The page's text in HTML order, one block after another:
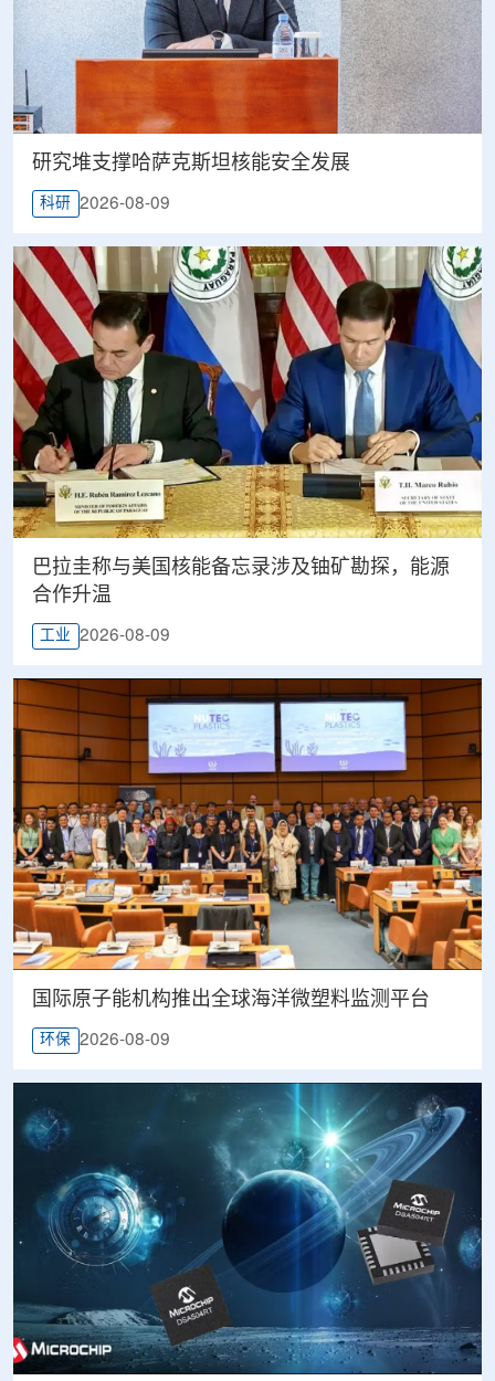
研究堆支撑哈萨克斯坦核能安全发展
科研 2026-08-09
巴拉圭称与美国核能备忘录涉及铀矿勘探，能源
合作升温
工业 2026-08-09
国际原子能机构推出全球海洋微塑料监测平台
环保 2026-08-09